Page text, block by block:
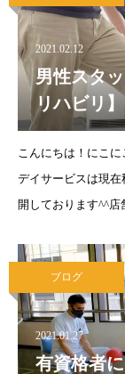
2021.02.12
男性スタ
リハビリ】
こんにちは！にこ
デイサービスは現
開しております^^店
フも続々仲間入り
ブログ
2021.01.27
有資格者